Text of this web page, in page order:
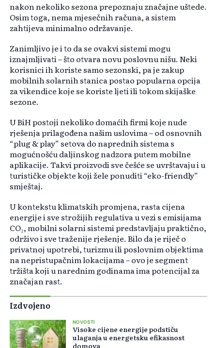
nakon nekoliko sezona prepoznaju značajne uštede.
Osim toga, nema mjesečnih računa, a sistem
zahtijeva minimalno održavanje.
Zanimljivo je i to da se ovakvi sistemi mogu
iznajmljivati – što otvara novu poslovnu nišu. Neki
korisnici ih koriste samo sezonski, pa je zakup
mobilnih solarnih stanica postao popularna opcija
za vikendice koje se koriste ljeti ili tokom skijaške
sezone.
U BiH postoji nekoliko domaćih firmi koje nude
rješenja prilagođena našim uslovima – od osnovnih
“plug & play” setova do naprednih sistema s
mogućnošću daljinskog nadzora putem mobilne
aplikacije. Takvi proizvodi sve češće se uvrštavaju i u
turističke objekte koji žele ponuditi “eko-friendly”
smještaj.
U kontekstu klimatskih promjena, rasta cijena
energije i sve strožijih regulativa u vezi s emisijama
CO₂, mobilni solarni sistemi predstavljaju praktično,
održivo i sve traženije rješenje. Bilo da je riječ o
privatnoj upotrebi, turizmu ili poslovnim objektima
na nepristupačnim lokacijama – ovo je segment
tržišta koji u narednim godinama ima potencijal za
značajan rast.
Izdvojeno
NOVOSTI
Visoke cijene energije podstiču
ulaganja u energetsku efikasnost
domova